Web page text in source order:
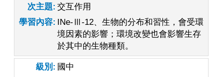
次主題 交互作用
學習內容
INe-Ⅲ-12、生物的分布和習性，會受環
境因素的影響；環境改變也會影響生存
於其中的生物種類。
級別
國中